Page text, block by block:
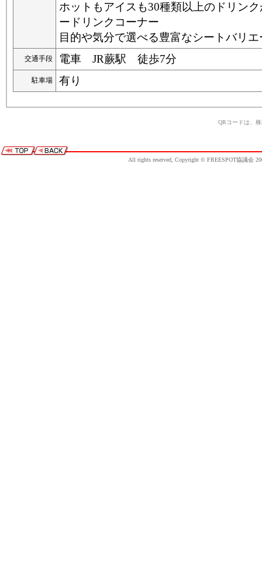
ホットもアイスも30種類以上のドリン
ードリンクコーナー
目的や気分で選べる豊富なシートバリ
交通手段 電車 JR蕨駅 徒歩7分
駐車場 有り
QRコードは、
All rights reserved, Copyright © FREESPOT協議会